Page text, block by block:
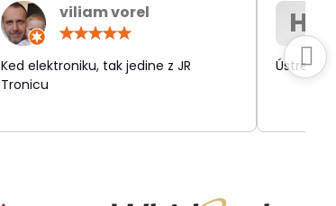
viliam vorel
/
5
Ked elektroniku, tak jedine z JR
Tronicu
H